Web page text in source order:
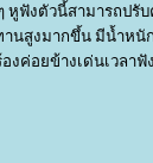
หูฟังตัวนี้สามารถปรับ
นสูงมากขึ้น มีน้ำหนัก
งค่อยข้างเด่นเวลาฟั